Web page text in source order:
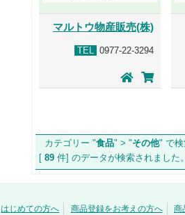
マルトウ物産販売(株)
TEL 0977-22-3294
カテゴリー "食品" > "その他" で
[ 89 件] のデータが検索されま
はじめての方へ 商品登録をお考えの方へ 商